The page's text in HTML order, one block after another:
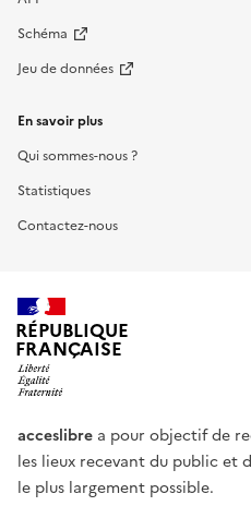
Schéma
Jeu de données
En savoir plus
Qui sommes-nous ?
Statistiques
Contactez-nous
RÉPUBLIQUE
FRANÇAISE
acceslibre a pour objectif de
les lieux recevant du public et
le plus largement possible.